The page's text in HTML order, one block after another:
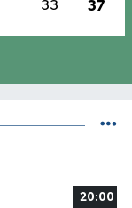
33 37
20:00